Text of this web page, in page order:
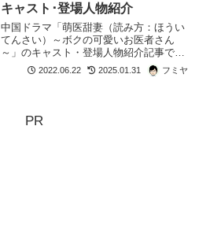
キャスト･登場人物紹介
中国ドラマ「萌医甜妻（読み方：ほうい
てんさい）～ボクの可愛いお医者さん
～」のキャスト・登場人物紹介記事で
す。男装の女子が貴族の家に潜入してま
きおこすラブコメ時代劇。両親の死の真
2022.06.22 2025.01.31 フミヤ
PR